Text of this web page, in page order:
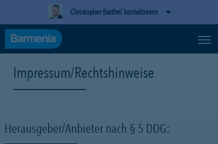
Christopher Barthel kontaktieren
Impressum/Rechtshinweise
Herausgeber/Anbieter nach § 5 DDG: